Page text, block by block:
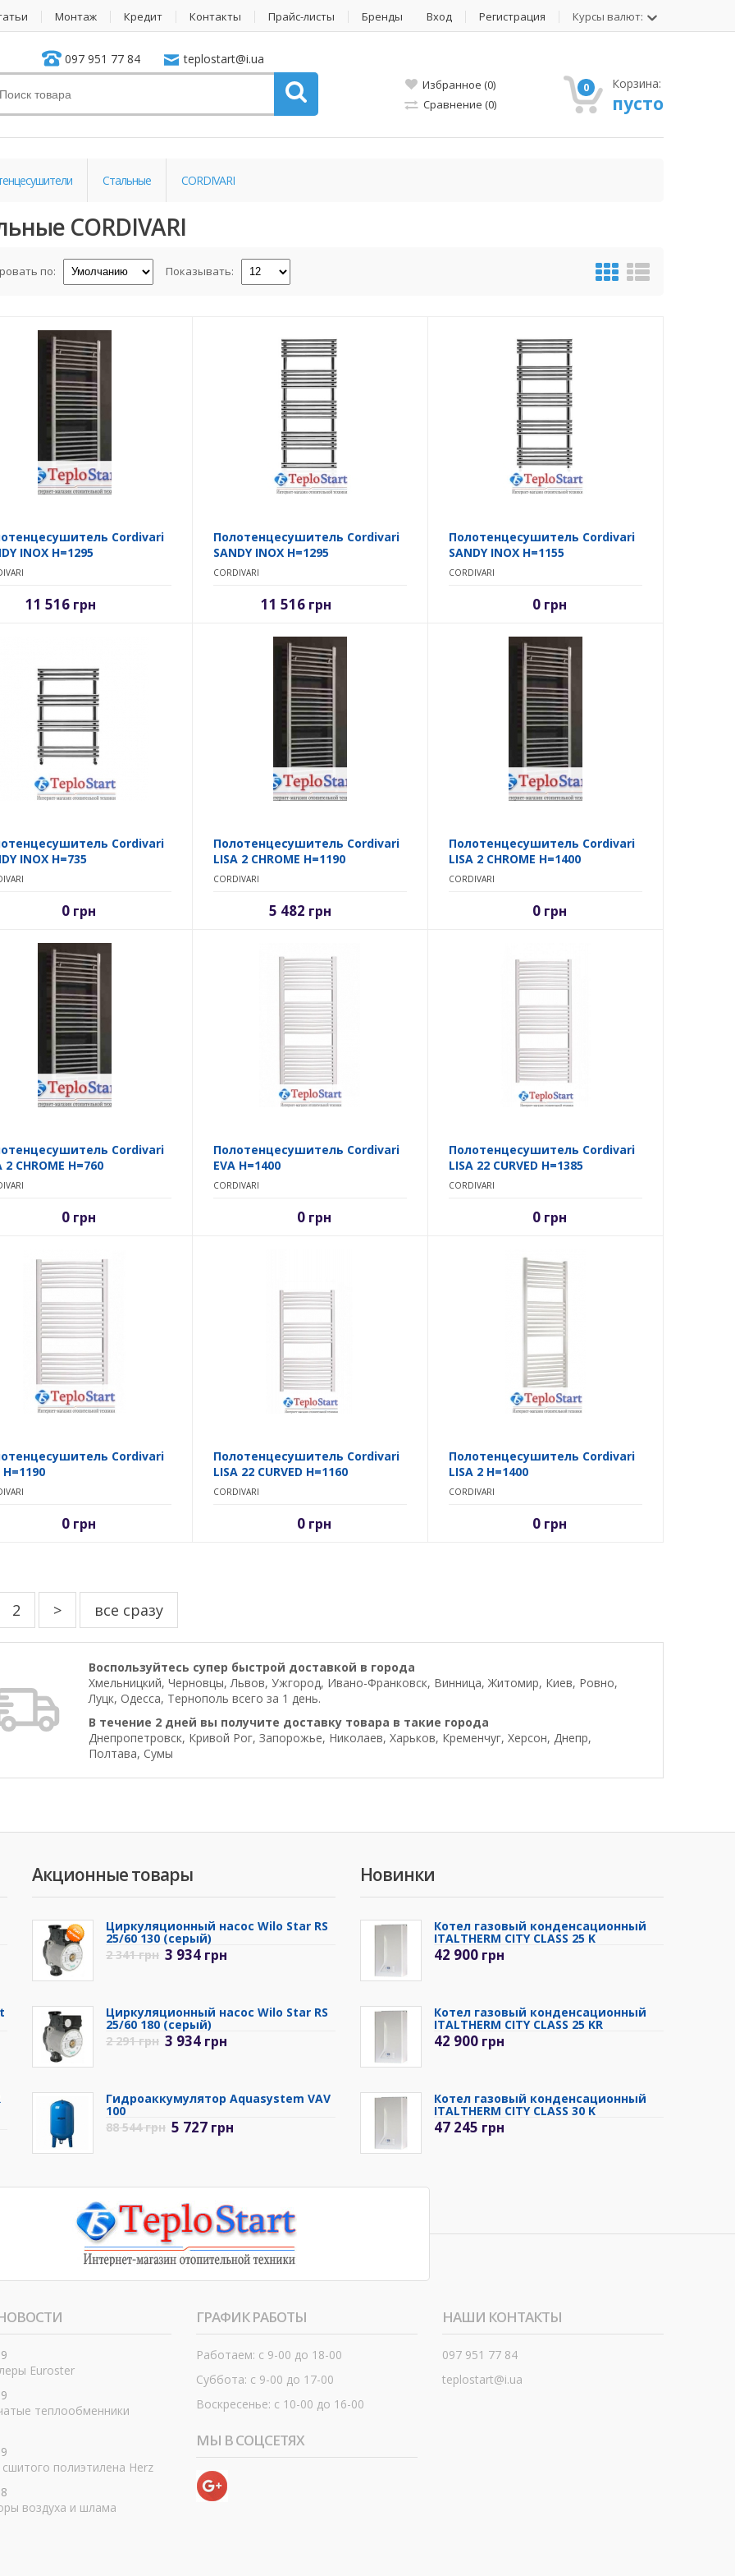
Монтаж Кредит Контакты Прайс-листы Бренды Вход Регистрация Курсы валют:
097 951 77 84 teplostart@i.ua
Избранное (0)
Сравнение (0)
0 Корзина:
пусто
Стальные CORDIVARI
CORDIVARI
по: Показывать:
Cordivari
INOX H=1295
11 516 грн
Полотенцесушитель Cordivari
SANDY INOX H=1295
CORDIVARI
11 516 грн
Полотенцесушитель Cordivari
SANDY INOX H=1155
CORDIVARI
0 грн
Cordivari
INOX H=735
0 грн
Полотенцесушитель Cordivari
LISA 2 CHROME H=1190
CORDIVARI
5 482 грн
Полотенцесушитель Cordivari
LISA 2 CHROME H=1400
CORDIVARI
0 грн
Cordivari
2 CHROME H=760
0 грн
Полотенцесушитель Cordivari
EVA H=1400
CORDIVARI
0 грн
Полотенцесушитель Cordivari
LISA 22 CURVED H=1385
CORDIVARI
0 грн
Cordivari
H=1190
0 грн
Полотенцесушитель Cordivari
LISA 22 CURVED H=1160
CORDIVARI
0 грн
Полотенцесушитель Cordivari
LISA 2 H=1400
CORDIVARI
0 грн
2 > все сразу
Воспользуйтесь супер быстрой доставкой в города
Хмельницкий, Черновцы, Львов, Ужгород, Ивано-Франковск, Винница, Житомир, Киев, Ровно,
Луцк, Одесса, Тернополь всего за 1 день.
В течение 2 дней вы получите доставку товара в такие города
Днепропетровск, Кривой Рог, Запорожье, Николаев, Харьков, Кременчуг, Херсон, Днепр,
Полтава, Сумы
Акционные товары
Циркуляционный насос Wilo Star RS
25/60 130 (серый)
2 341грн 3 934 грн
Циркуляционный насос Wilo Star RS
25/60 180 (серый)
2 291грн 3 934 грн
Гидроаккумулятор Aquasystem VAV
100
88 544грн 5 727 грн
Новинки
Котел газовый конденсационный
ITALTHERM CITY CLASS 25 K
42 900 грн
Котел газовый конденсационный
ITALTHERM CITY CLASS 25 KR
42 900 грн
Котел газовый конденсационный
ITALTHERM CITY CLASS 30 K
47 245 грн
Euroster
теплообменники
полиэтилена Herz
воздуха и шлама
ГРАФИК РАБОТЫ
Работаем: с 9-00 до 18-00
Суббота: с 9-00 до 17-00
Воскресенье: с 10-00 до 16-00
МЫ В СОЦСЕТЯХ
НАШИ КОНТАКТЫ
097 951 77 84
teplostart@i.ua